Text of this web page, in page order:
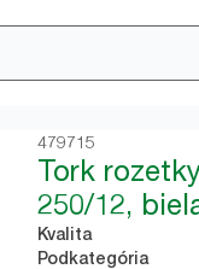
479715
Tork
250/12,
Kvalita
Podkategória